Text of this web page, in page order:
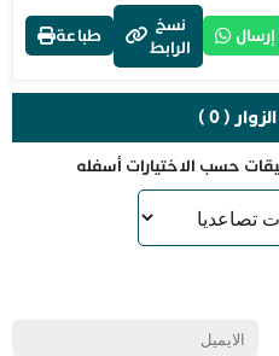
إرسال
نسخ
الرابط
طباعة
( 0 )
حسب الاختيارات أسفله